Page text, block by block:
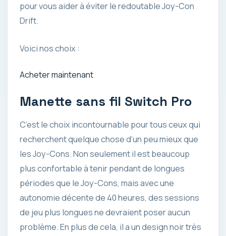
pour vous aider à éviter le redoutable Joy-Con
Drift.
Voici nos choix :
Acheter maintenant
Manette sans fil Switch Pro
C’est le choix incontournable pour tous ceux qui
recherchent quelque chose d’un peu mieux que
les Joy-Cons. Non seulement il est beaucoup
plus confortable à tenir pendant de longues
périodes que le Joy-Cons, mais avec une
autonomie décente de 40 heures, des sessions
de jeu plus longues ne devraient poser aucun
problème. En plus de cela, il a un design noir très